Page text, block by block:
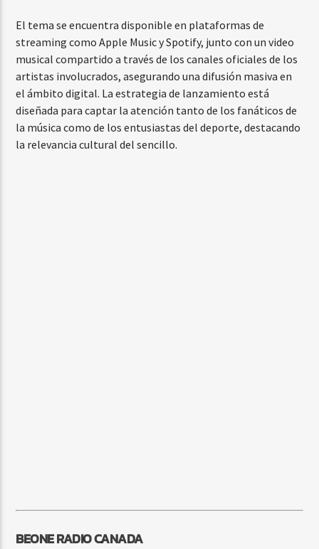
El tema se encuentra disponible en plataformas de
streaming como Apple Music y Spotify, junto con un video
musical compartido a través de los canales oficiales de los
artistas involucrados, asegurando una difusión masiva en
el ámbito digital. La estrategia de lanzamiento está
diseñada para captar la atención tanto de los fanáticos de
la música como de los entusiastas del deporte, destacando
la relevancia cultural del sencillo.
BEONE RADIO CANADA